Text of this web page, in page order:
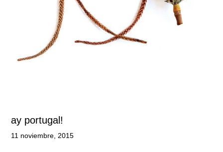
ay portugal!
11 noviembre, 2015